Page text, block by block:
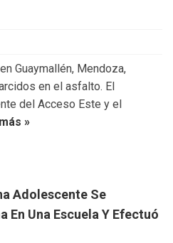
Guaymallén, Mendoza,
en el asfalto. El
del Acceso Este y el
»
Adolescente Se
En Una Escuela Y Efectuó